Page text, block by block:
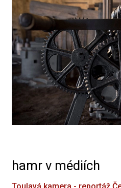
hamr v médiích